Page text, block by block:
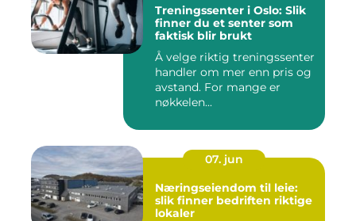
Treningssenter i Oslo: Slik
finner du et senter som
faktisk blir brukt
Å velge riktig treningssenter
handler om mer enn pris og
avstand. For mange er
nøkkelen...
07. jun
Næringseiendom til leie:
slik finner bedriften riktige
lokaler